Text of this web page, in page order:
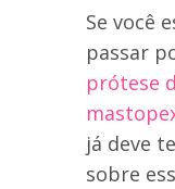
Se você
passar
prótese
já deve
sobre